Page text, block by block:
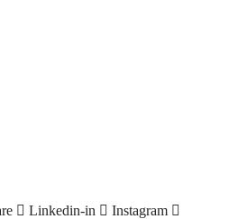
Linkedin-in Instagram